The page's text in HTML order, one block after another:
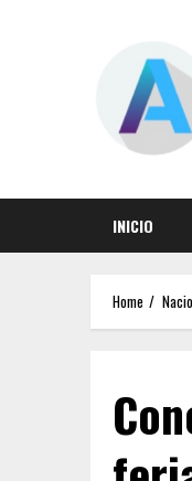
INICIO
Home